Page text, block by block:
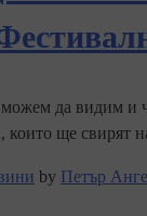
да видим и
които ще свирят
by Петър